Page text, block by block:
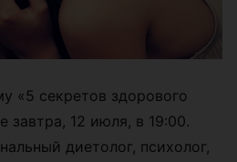
«5 секретов здорового
завтра, 12 июля, в 19:00.
диетолог, психолог,